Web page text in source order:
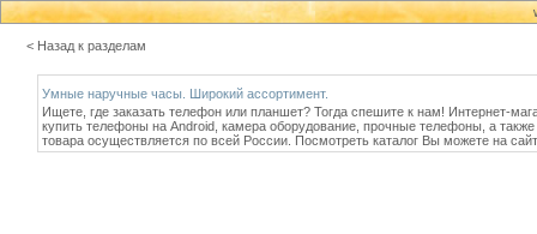
< Назад к разделам
Умные наручные часы. Широкий ассортимент.
Ищете, где заказать телефон или планшет? Тогда спешите к нам! Интернет-
купить телефоны на Android, камера оборудование, прочные телефоны, а
товара осуществляется по всей России. Посмотреть каталог Вы можете на